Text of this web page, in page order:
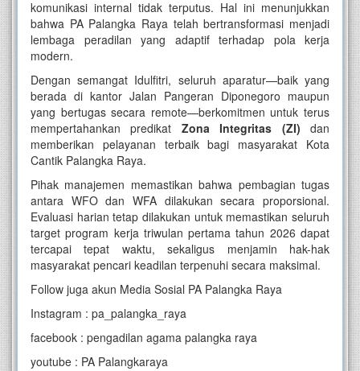
komunikasi internal tidak terputus. Hal ini menunjukkan
bahwa PA Palangka Raya telah bertransformasi menjadi
lembaga peradilan yang adaptif terhadap pola kerja
modern.
Dengan semangat Idulfitri, seluruh aparatur—baik yang
berada di kantor Jalan Pangeran Diponegoro maupun
yang bertugas secara remote—berkomitmen untuk terus
mempertahankan predikat Zona Integritas (ZI) dan
memberikan pelayanan terbaik bagi masyarakat Kota
Cantik Palangka Raya.
Pihak manajemen memastikan bahwa pembagian tugas
antara WFO dan WFA dilakukan secara proporsional.
Evaluasi harian tetap dilakukan untuk memastikan seluruh
target program kerja triwulan pertama tahun 2026 dapat
tercapai tepat waktu, sekaligus menjamin hak-hak
masyarakat pencari keadilan terpenuhi secara maksimal.
Follow juga akun Media Sosial PA Palangka Raya
Instagram : pa_palangka_raya
facebook : pengadilan agama palangka raya
youtube : PA Palangkaraya